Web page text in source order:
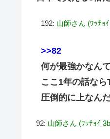
192: 山師さん (ﾜｯﾁｮ
>>82
何が最強かなん
ここ1年の話な
圧倒的に上なん
92: 山師さん (ﾜｯﾁｮｲ